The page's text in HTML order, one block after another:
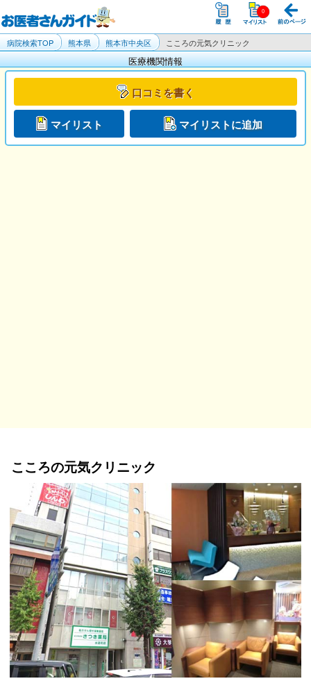
病院検索TOP 熊本県 熊本市中央区 こころの元気クリニック
医療機関情報
口コミを書く
マイリスト マイリストに追加
こころの元気クリニック